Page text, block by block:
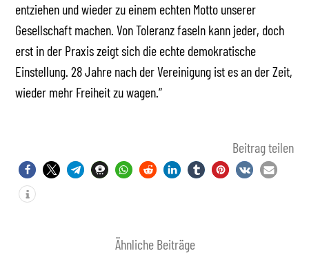
entziehen und wieder zu einem echten Motto unserer
Gesellschaft machen. Von Toleranz faseln kann jeder, doch
erst in der Praxis zeigt sich die echte demokratische
Einstellung. 28 Jahre nach der Vereinigung ist es an der Zeit,
wieder mehr Freiheit zu wagen.“
Beitrag teilen
Ähnliche Beiträge